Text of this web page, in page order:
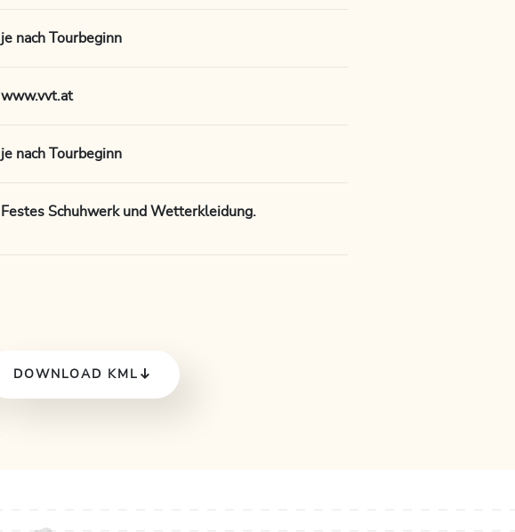
je nach Tourbeginn
www.vvt.at
je nach Tourbeginn
Festes Schuhwerk und Wetterkleidung.
DOWNLOAD KML